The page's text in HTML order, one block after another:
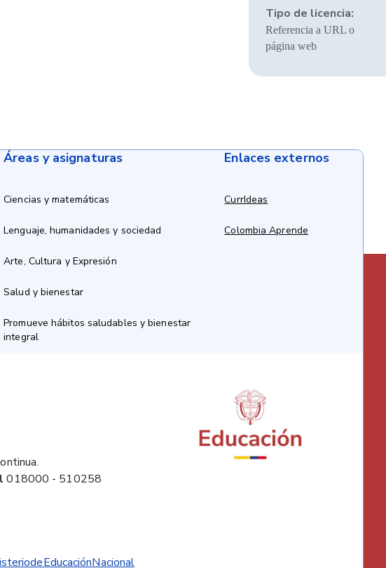
Tipo de licencia:
Referencia a URL o
página web
Áreas y asignaturas
Ciencias y matemáticas
Lenguaje, humanidades y sociedad
Arte, Cultura y Expresión
Salud y bienestar
Promueve hábitos saludables y bienestar
integral
Enlaces externos
CurrIdeas
Colombia Aprende
018000 - 510258